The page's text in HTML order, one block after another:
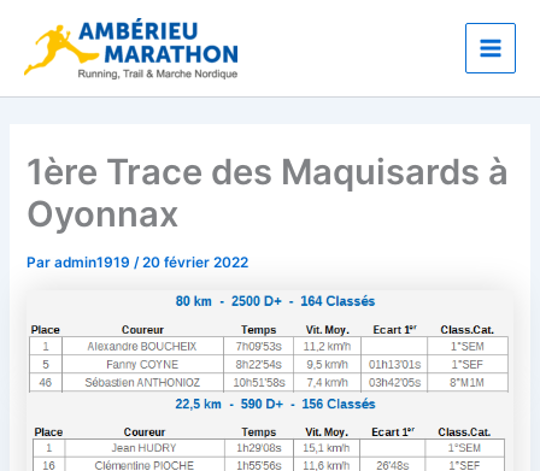
contenu
Main
1ère Trace des Maquisards à
Oyonnax
Paradmin1919/20 février 2022